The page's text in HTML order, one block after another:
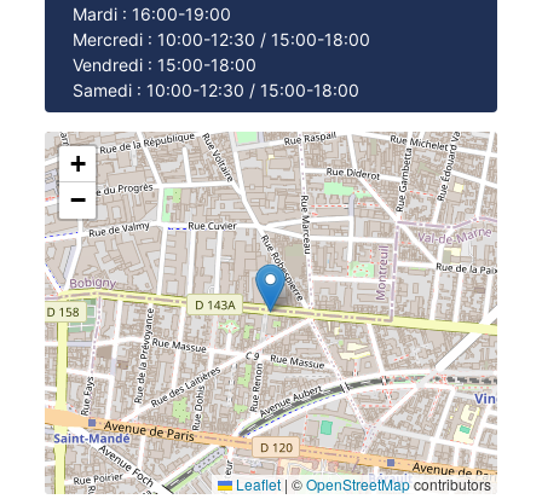
Mardi : 16:00-19:00
Mercredi : 10:00-12:30 / 15:00-18:00
Vendredi : 15:00-18:00
Samedi : 10:00-12:30 / 15:00-18:00
Plan
+
−
Leaflet | ©OpenStreetMapcontributors